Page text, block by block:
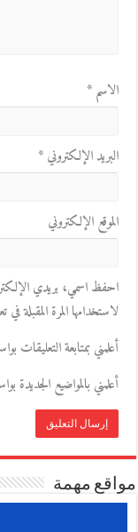
الاسم*
البريد الإلكتروني*
الموقع الإلكتروني
احفظ اسمي، بريدي
لاستخدامها المرة المقبلة في
أعلمني بمتابعة التعليقات
أعلمني بالمواضيع الجديدة
مواقع مهمة